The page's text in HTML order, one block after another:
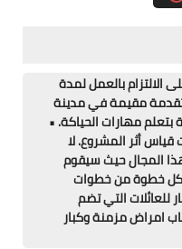
عمل في اليمن
تدريبية
الالتزام بالعمل لمدة
مقيمة في مدينة
مهارات الحياكة. •
أثر المشروع. لا
المجال حيث سيقوم
كل خطوة من خطوات
للعائلات التي تضم
امراض مزمنة وكبار